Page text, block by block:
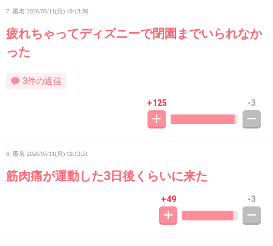
7. 匿名 2026/05/11(月) 10:13:36
疲れちゃってディズニーで閉園までいられなか
った
3件の返信
+125 -3
8. 匿名 2026/05/11(月) 10:13:51
筋肉痛が運動した3日後くらいに来た
+49 -3